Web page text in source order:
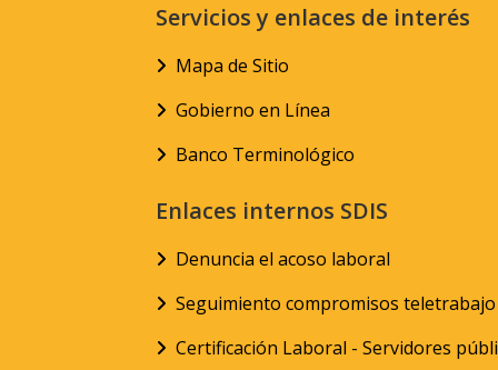
Servicios y enlaces de interés
Mapa de Sitio
Gobierno en Línea
Banco Terminológico
Enlaces internos SDIS
Denuncia el acoso laboral
Seguimiento compromisos teletrabajo
Certificación Laboral - Servidores